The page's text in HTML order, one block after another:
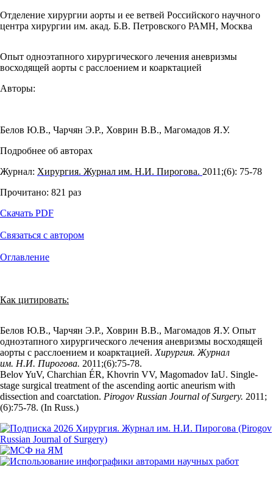
Отделение хирургии аорты и ее ветвей Российского научного
центра хирургии им. акад. Б.В. Петровского РАМН, Москва
Опыт одноэтапного хирургического лечения аневризмы
восходящей аорты с расслоением и коарктацией
Авторы:
Белов Ю.В., Чарчян Э.Р., Ховрин В.В., Магомадов Я.У.
Подробнее об авторах
Журнал: Хирургия. Журнал им. Н.И. Пирогова. 2011;(6): 75‑78
Прочитано: 821 раз
Скачать PDF
Связаться с автором
Оглавление
Как цитировать:
Белов Ю.В., Чарчян Э.Р., Ховрин В.В., Магомадов Я.У. Опыт
одноэтапного хирургического лечения аневризмы восходящей
аорты с расслоением и коарктацией. Хирургия. Журнал
им. Н.И. Пирогова. 2011;(6):75‑78.
Belov YuV, Charchian ÉR, Khovrin VV, Magomadov IaU. Single-
stage surgical treatment of the ascending aortic aneurism with
dissection and coarctation. Pirogov Russian Journal of Surgery. 2011;
(6):75‑78. (In Russ.)